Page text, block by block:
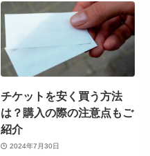
チケットを安く買う方法
は？購入の際の注意点もご
紹介
2024年7月30日